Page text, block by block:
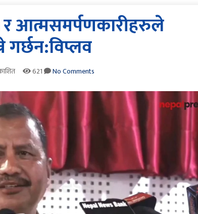
आत्मसमर्पणकारीहरुले
गर्छन:विप्लव
621 No Comments